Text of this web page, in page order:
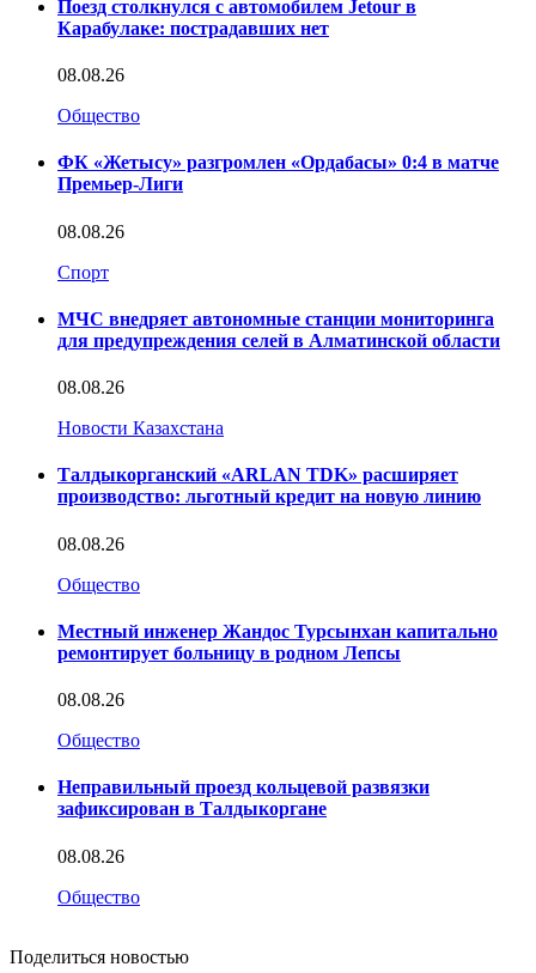
Поезд столкнулся с автомобилем Jetour в
Карабулаке: пострадавших нет
08.08.26
Общество
ФК «Жетысу» разгромлен «Ордабасы» 0:4 в матче
Премьер-Лиги
08.08.26
Спорт
МЧС внедряет автономные станции мониторинга
для предупреждения селей в Алматинской области
08.08.26
Новости Казахстана
Талдыкорганский «ARLAN TDK» расширяет
производство: льготный кредит на новую линию
08.08.26
Общество
Местный инженер Жандос Турсынхан капитально
ремонтирует больницу в родном Лепсы
08.08.26
Общество
Неправильный проезд кольцевой развязки
зафиксирован в Талдыкоргане
08.08.26
Общество
Поделиться новостью